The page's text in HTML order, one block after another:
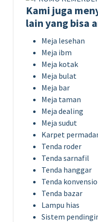
Kami juga
lain yang bisa
Meja lesehan
Meja ibm
Meja kotak
Meja bulat
Meja bar
Meja taman
Meja dealing
Meja sudut
Karpet
Tenda roder
Tenda sarnafil
Tenda hanggar
Tenda
Tenda bazar
Lampu hias
Sistem